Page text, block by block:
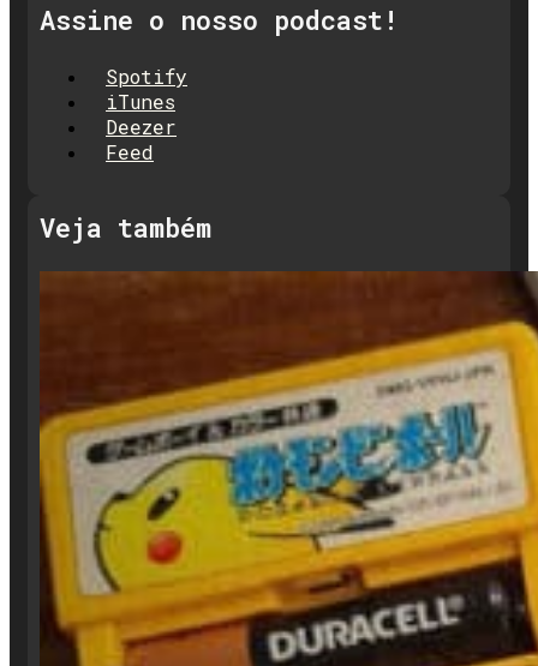
Assine o nosso podcast!
Spotify
iTunes
Deezer
Feed
Veja também